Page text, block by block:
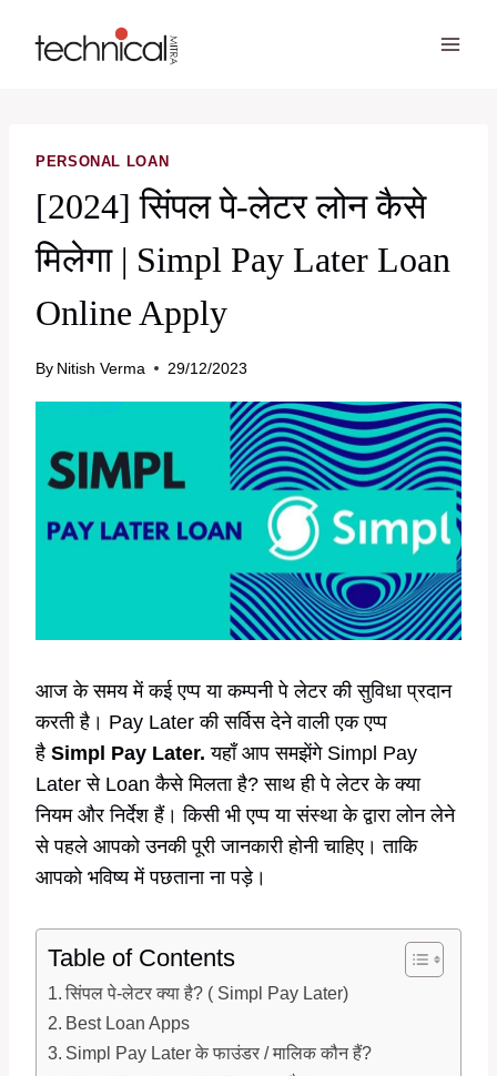
PERSONAL LOAN
[2024] सिंपल पे-लेटर लोन कैसे
मिलेगा | Simpl Pay Later Loan
Online Apply
By Nitish Verma 29/12/2023
आज के समय में कई एप्प या कम्पनी पे लेटर की सुविधा प्रदान
करती है। Pay Later की सर्विस देने वाली एक एप्प
है Simpl Pay Later.यहाँ आप समझेंगे Simpl Pay
Later से Loan कैसे मिलता है? साथ ही पे लेटर के क्या
नियम और निर्देश हैं। किसी भी एप्प या संस्था के द्वारा लोन लेने
से पहले आपको उनकी पूरी जानकारी होनी चाहिए। ताकि
आपको भविष्य में पछताना ना पड़े।
Table of Contents
सिंपल पे-लेटर क्या है? ( Simpl Pay Later)
Best Loan Apps
Simpl Pay Later के फाउंडर / मालिक कौन हैं?